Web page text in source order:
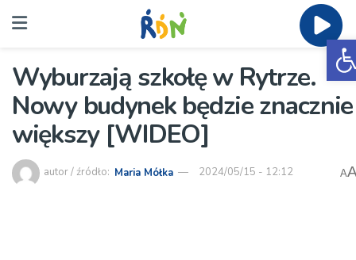
Wyburzają szkołę w Rytrze.
Nowy budynek będzie znacznie
większy [WIDEO]
autor / źródło: Maria Mółka 2024/05/15 - 12:12 A